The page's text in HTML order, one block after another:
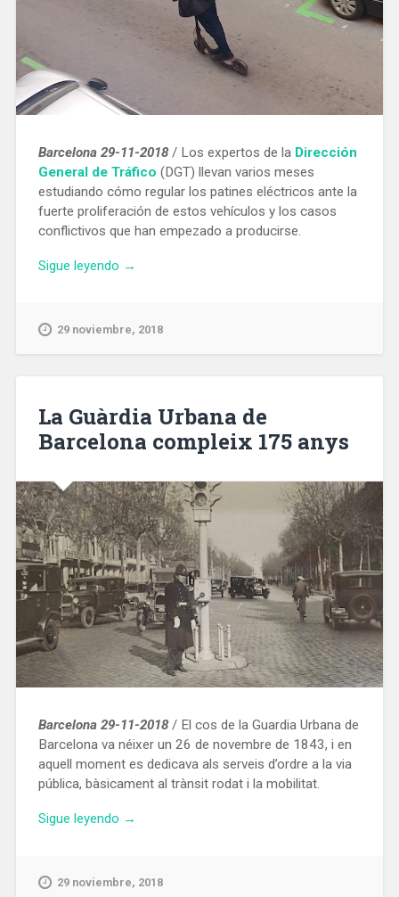
Barcelona 29-11-2018/ Los expertos de la Dirección
General de Tráfico (DGT) llevan varios meses
estudiando cómo regular los patines eléctricos ante la
fuerte proliferación de estos vehículos y los casos
conflictivos que han empezado a producirse.
Sigue leyendo «La
que
por
las
→
29 noviembre, 2018
La Guàrdia Urbana de
Barcelona compleix 175 anys
Barcelona 29-11-2018/ El cos de la Guardia Urbana de
Barcelona va néixer un 26 de novembre de 1843, i en
aquell moment es dedicava als serveis d’ordre a la via
pública, bàsicament al trànsit rodat i la mobilitat.
Sigue leyendo «La
de
→
29 noviembre, 2018